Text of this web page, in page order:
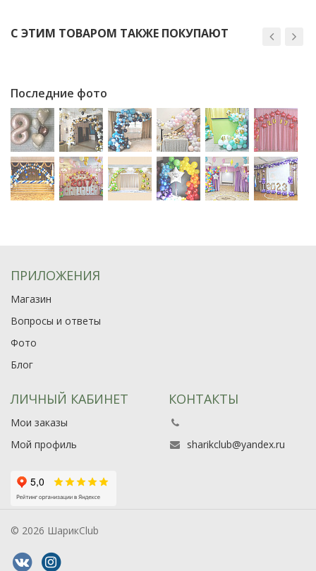
С ЭТИМ ТОВАРОМ ТАКЖЕ ПОКУПАЮТ
Последние фото
ПРИЛОЖЕНИЯ
Магазин
Вопросы и ответы
Фото
Блог
ЛИЧНЫЙ КАБИНЕТ
Мои заказы
Мой профиль
КОНТАКТЫ
sharikclub@yandex.ru
© 2026 ШарикClub